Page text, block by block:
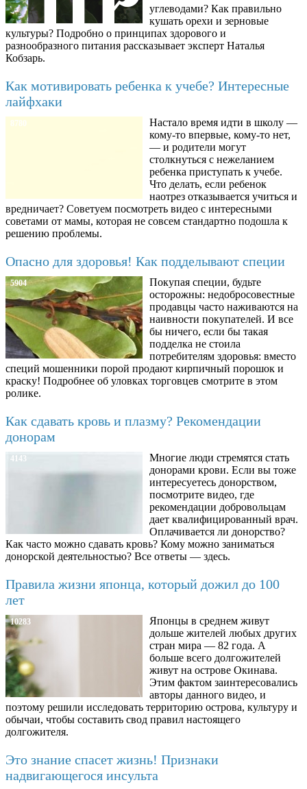
углеводами? Как правильно
кушать орехи и зерновые
культуры? Подробно о принципах здорового и
разнообразного питания рассказывает эксперт Наталья
Кобзарь.
Как мотивировать ребенка к учебе? Интересные
лайфхаки
8780
Настало время идти в школу —
кому-то впервые, кому-то нет,
— и родители могут
столкнуться с нежеланием
ребенка приступать к учебе.
Что делать, если ребенок
наотрез отказывается учиться и
вредничает? Советуем посмотреть видео с интересными
советами от мамы, которая не совсем стандартно подошла к
решению проблемы.
Опасно для здоровья! Как подделывают специи
5904
Покупая специи, будьте
осторожны: недобросовестные
продавцы часто наживаются на
наивности покупателей. И все
бы ничего, если бы такая
подделка не стоила
потребителям здоровья: вместо
специй мошенники порой продают кирпичный порошок и
краску! Подробнее об уловках торговцев смотрите в этом
ролике.
Как сдавать кровь и плазму? Рекомендации
донорам
4143
Многие люди стремятся стать
донорами крови. Если вы тоже
интересуетесь донорством,
посмотрите видео, где
рекомендации добровольцам
дает квалифицированный врач.
Оплачивается ли донорство?
Как часто можно сдавать кровь? Кому можно заниматься
донорской деятельностью? Все ответы — здесь.
Правила жизни японца, который дожил до 100
лет
10283
Японцы в среднем живут
дольше жителей любых других
стран мира — 82 года. А
больше всего долгожителей
живут на острове Окинава.
Этим фактом заинтересовались
авторы данного видео, и
поэтому решили исследовать территорию острова, культуру и
обычаи, чтобы составить свод правил настоящего
долгожителя.
Это знание спасет жизнь! Признаки
надвигающегося инсульта